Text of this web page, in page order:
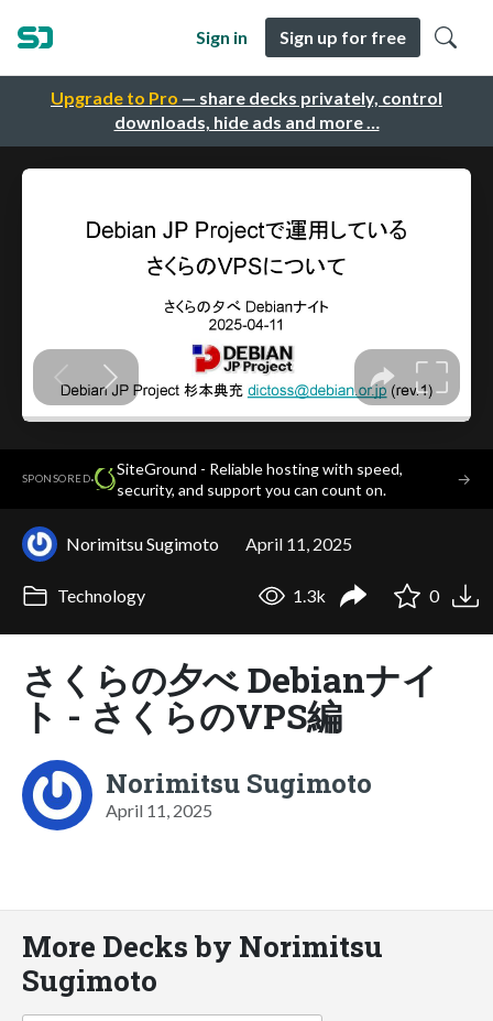
Upgrade to Pro — share decks privately, control
downloads, hide ads and more …
Sign in Sign up for free
SPONSORED·
SiteGround - Reliable hosting with speed,
security, and support you can count on.
→
Norimitsu Sugimoto April 11, 2025
Technology 1.3k 0
さくらの夕べ Debianナイ
ト - さくらのVPS編
Norimitsu Sugimoto
April 11, 2025
More Decks by Norimitsu
Sugimoto